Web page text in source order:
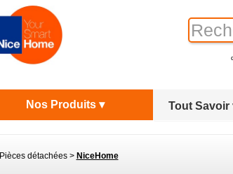
Tout Savoir
Nos Produits ▾
Pièces détachées> NiceHome